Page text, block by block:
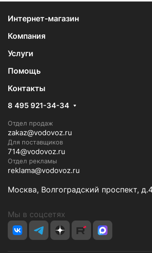
Интернет-магазин
Компания
Услуги
Помощь
Контакты
8 495 921-34-34
Отдел продаж
zakaz@vodovoz.ru
Для поставщиков
714@vodovoz.ru
Отдел рекламы
reklama@vodovoz.ru
Москва, Волгоградский проспект,
Мы в соцсетях